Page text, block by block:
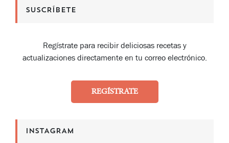
SUSCRÍBETE
Regístrate para recibir deliciosas recetas y
actualizaciones directamente en tu correo electrónico.
REGÍSTRATE
INSTAGRAM